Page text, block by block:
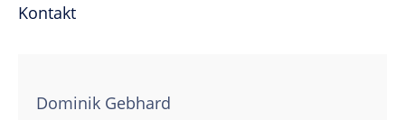
Kontakt
Dominik Gebhard